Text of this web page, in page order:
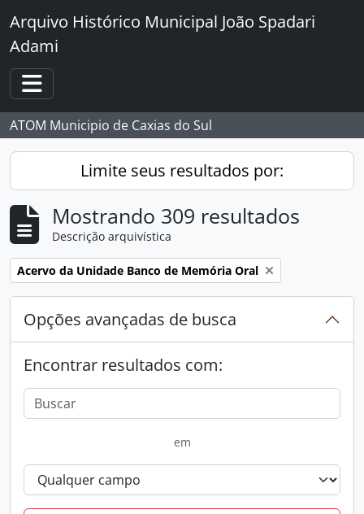
Skip to main content
Arquivo Histórico Municipal João Spadari
Adami
Toggle navigation
ATOM Municipio de Caxias do Sul
Limite seus resultados por:
Mostrando 309 resultados
Descrição arquivística
Remover filtro:
Acervo da Unidade Banco de Memória Oral
Opções avançadas de busca
Encontrar resultados com:
em